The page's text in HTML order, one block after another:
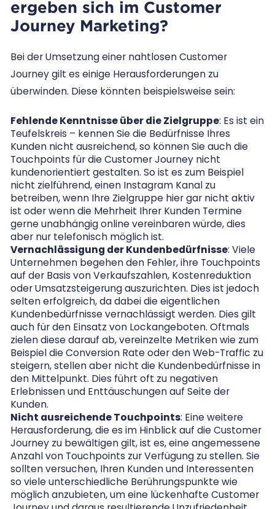
ergeben sich im Customer
Journey Marketing?
Bei der Umsetzung einer nahtlosen Customer
Journey gilt es einige Herausforderungen zu
überwinden. Diese könnten beispielsweise sein:
Fehlende Kenntnisse über die Zielgruppe: Es ist ein
Teufelskreis – kennen Sie die Bedürfnisse Ihres
Kunden nicht ausreichend, so können Sie auch die
Touchpoints für die Customer Journey nicht
kundenorientiert gestalten. So ist es zum Beispiel
nicht zielführend, einen Instagram Kanal zu
betreiben, wenn Ihre Zielgruppe hier gar nicht aktiv
ist oder wenn die Mehrheit Ihrer Kunden Termine
gerne unabhängig online vereinbaren würde, dies
aber nur telefonisch möglich ist.
Vernachlässigung der Kundenbedürfnisse: Viele
Unternehmen begehen den Fehler, ihre Touchpoints
auf der Basis von Verkaufszahlen, Kostenreduktion
oder Umsatzsteigerung auszurichten. Dies ist jedoch
selten erfolgreich, da dabei die eigentlichen
Kundenbedürfnisse vernachlässigt werden. Dies gilt
auch für den Einsatz von Lockangeboten. Oftmals
zielen diese darauf ab, vereinzelte Metriken wie zum
Beispiel die Conversion Rate oder den Web-Traffic zu
steigern, stellen aber nicht die Kundenbedürfnisse in
den Mittelpunkt. Dies führt oft zu negativen
Erlebnissen und Enttäuschungen auf Seite der
Kunden.
Nicht ausreichende Touchpoints: Eine weitere
Herausforderung, die es im Hinblick auf die Customer
Journey zu bewältigen gilt, ist es, eine angemessene
Anzahl von Touchpoints zur Verfügung zu stellen. Sie
sollten versuchen, Ihren Kunden und Interessenten
so viele unterschiedliche Berührungspunkte wie
möglich anzubieten, um eine lückenhafte Customer